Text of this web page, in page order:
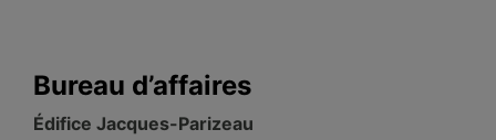
Bureau d’affaires
Édifice Jacques-Parizeau